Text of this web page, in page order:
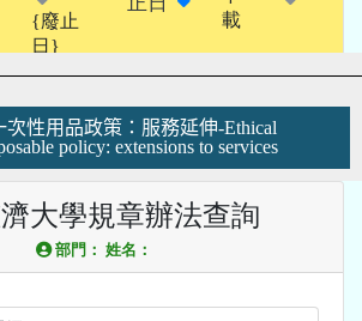
性用品政策：服務延伸-Ethical
policy: extensions to services